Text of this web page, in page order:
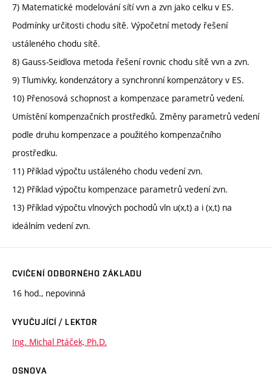
7) Matematické modelování sítí vvn a zvn jako celku v ES.
Podmínky určitosti chodu sítě. Výpočetní metody řešení
ustáleného chodu sítě.
8) Gauss-Seidlova metoda řešení rovnic chodu sítě vvn a zvn.
9) Tlumivky, kondenzátory a synchronní kompenzátory v ES.
10) Přenosová schopnost a kompenzace parametrů vedení.
Umístění kompenzačních prostředků. Změny parametrů vedení
podle druhu kompenzace a použitého kompenzačního
prostředku.
11) Příklad výpočtu ustáleného chodu vedení zvn.
12) Příklad výpočtu kompenzace parametrů vedení zvn.
13) Příklad výpočtu vlnových pochodů vln u(x,t) a i (x,t) na
ideálním vedení zvn.
CVIČENÍ ODBORNÉHO ZÁKLADU
16 hod., nepovinná
VYUČUJÍCÍ / LEKTOR
Ing. Michal Ptáček, Ph.D.
OSNOVA